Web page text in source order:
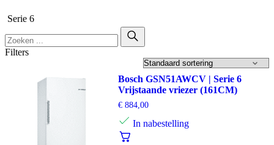
Serie 6
Filters
Bosch GSN51AWCV | Serie 6
Vrijstaande vriezer (161CM)
€884,00
In nabestelling